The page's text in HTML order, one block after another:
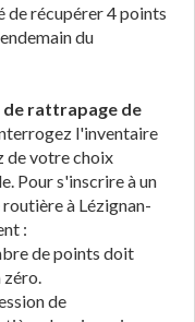
récupérer 4 points
du
rattrapage de
l'inventaire
de votre choix
Pour s'inscrire à un
à Lézignan-
:
de points doit
zéro.
de